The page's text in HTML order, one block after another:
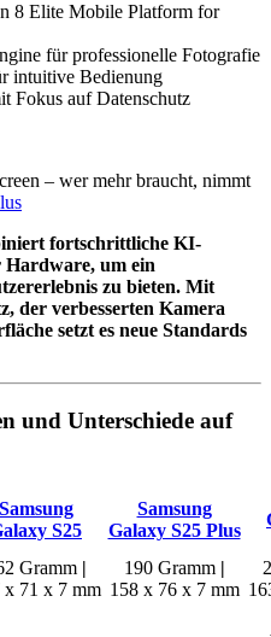
8 Elite Mobile Platform for
für professionelle Fotografie
intuitive Bedienung
Fokus auf Datenschutz
– wer mehr braucht, nimmt
fortschrittliche KI-
Hardware, um ein
zu bieten. Mit
der verbesserten Kamera
setzt es neue Standards
und Unterschiede auf
Samsung
S25
Samsung
Galaxy S25 Plus
Gramm |
x 71 x 7 mm
190 Gramm |
158 x 76 x 7 mm